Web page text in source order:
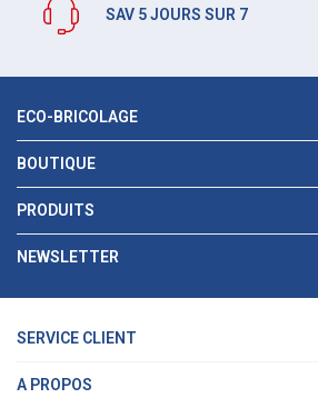
SAV 5 JOURS SUR 7
ECO-BRICOLAGE
BOUTIQUE
PRODUITS
NEWSLETTER
SERVICE CLIENT
A PROPOS